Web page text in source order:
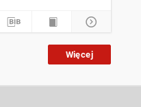
Więcej